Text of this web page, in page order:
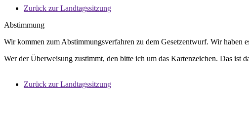
Zurück zur Landtagssitzung
Abstimmung
Wir kommen zum Abstimmungsverfahren zu dem Gesetzentwurf. Wir haben
Wer der Überweisung zustimmt, den bitte ich um das Kartenzeichen. Das ist
Zurück zur Landtagssitzung